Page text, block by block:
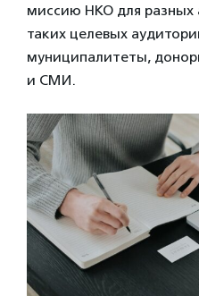
миссию НКО для разных
таких целевых
муниципалитеты,
и СМИ.